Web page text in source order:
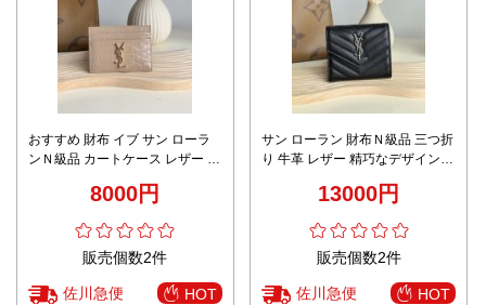
おすすめ 財布 イブ サン ローラ
ンＮ級品 カートケース レザー 鰐
8000円
販売個数2件
佐川急便 HOT
サン ローラン 財布Ｎ級品 三つ折
り 牛革 レザー 精巧なデザイン
13000円
販売個数2件
佐川急便 HOT